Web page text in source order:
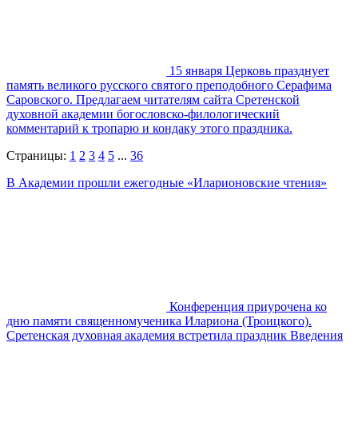
15 января Церковь празднует
память великого русского святого преподобного Серафима
Саровского. Предлагаем читателям сайта Сретенской
духовной академии богословско-филологический
комментарий к тропарю и кондаку этого праздника.
Страницы: 1 2 3 4 5 ... 36
В Академии прошли ежегодные «Иларионовские чтения»
Конференция приурочена ко
дню памяти священномученика Илариона (Троицкого).
Сретенская духовная академия встретила праздник Введения